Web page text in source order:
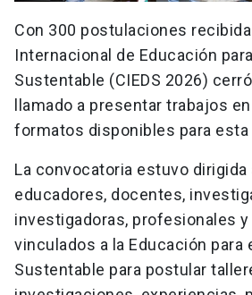
Con 300 postulaciones
Internacional de Educación
Sustentable (CIEDS 2026)
llamado a presentar trabajos
formatos disponibles para esta
La convocatoria estuvo dirigida
educadores, docentes,
investigadoras, profesionales
vinculados a la Educación para
Sustentable para postular